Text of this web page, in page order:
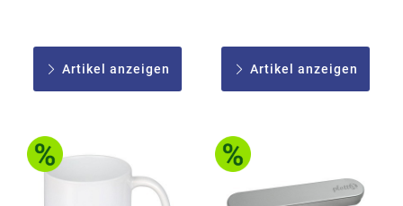
Artikel anzeigen Artikel anzeigen